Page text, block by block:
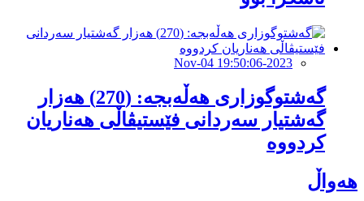
2023-Nov-04 19:50:06
گەشتوگوزاری هەڵەبجە: (270) هەزار
گەشتیار سەردانی فێستیڤاڵی هەناریان
کردووە
هەواڵ